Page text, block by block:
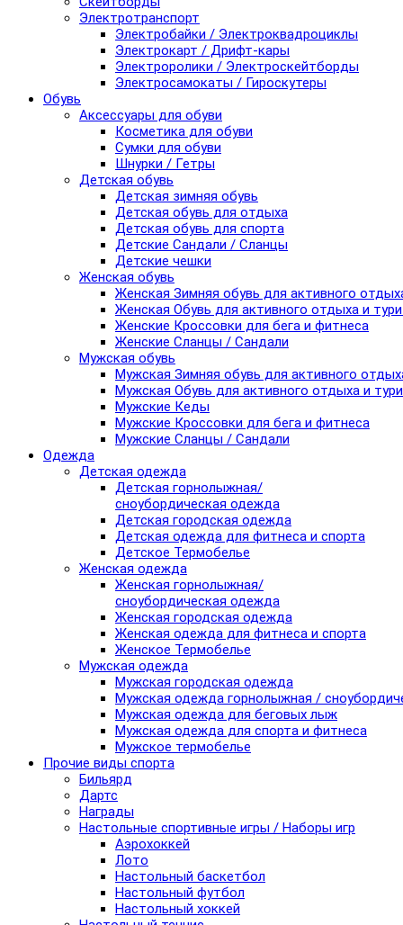
Электротранспорт
Электробайки / Электроквадроциклы
Электрокарт / Дрифт-кары
Электроролики / Электроскейтборды
Электросамокаты / Гироскутеры
Обувь
Аксессуары для обуви
Косметика для обуви
Сумки для обуви
Шнурки / Гетры
Детская обувь
Детская зимняя обувь
Детская обувь для отдыха
Детская обувь для спорта
Детские Сандали / Сланцы
Детские чешки
Женская обувь
Женская Зимняя обувь для активного
Женская Обувь для активного отдыха и
Женские Кроссовки для бега и фитнеса
Женские Сланцы / Сандали
Мужская обувь
Мужская Зимняя обувь для активного
Мужская Обувь для активного отдыха и
Мужские Кеды
Мужские Кроссовки для бега и фитнеса
Мужские Сланцы / Сандали
Одежда
Детская одежда
Детская горнолыжная/
сноубордическая одежда
Детская городская одежда
Детская одежда для фитнеса и спорта
Детское Термобелье
Женская одежда
Женская горнолыжная/
сноубордическая одежда
Женская городская одежда
Женская одежда для фитнеса и спорта
Женское Термобелье
Мужская одежда
Мужская городская одежда
Мужская одежда горнолыжная /
Мужская одежда для беговых лыж
Мужская одежда для спорта и фитнеса
Мужское термобелье
Прочие виды спорта
Бильярд
Дартс
Награды
Настольные спортивные игры / Наборы игр
Аэрохоккей
Лото
Настольный баскетбол
Настольный футбол
Настольный хоккей